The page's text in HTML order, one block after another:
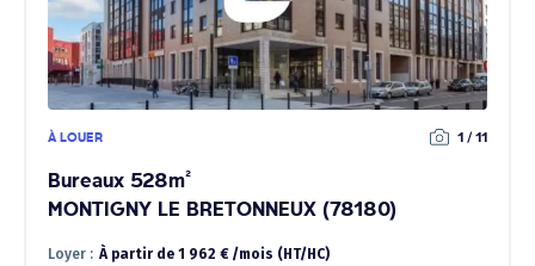
À LOUER 1 / 11
Bureaux 528m²
MONTIGNY LE BRETONNEUX (78180)
Loyer : À partir de 1 962 € /mois (HT/HC)